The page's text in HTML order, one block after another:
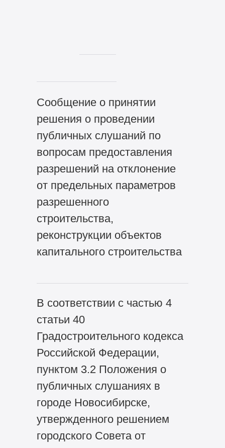
Сообщение о принятии
решения о проведении
публичных слушаний по
вопросам предоставления
разрешений на отклонение
от предельных параметров
разрешенного
строительства,
реконструкции объектов
капитального строительства
В соответствии с частью 4
статьи 40
Градостроительного кодекса
Российской Федерации,
пунктом 3.2 Положения о
публичных слушаниях в
городе Новосибирске,
утвержденного решением
городского Совета от